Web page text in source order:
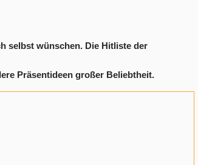
selbst wünschen. Die Hitliste der
Präsentideen großer Beliebtheit.